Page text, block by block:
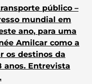
público –
mundial em
ano, para uma
Amilcar como a
os destinos da
anos. Entrevista